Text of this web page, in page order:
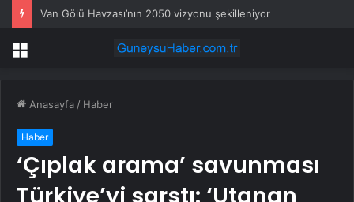
Van Gölü Havzası’nın 2050 vizyonu şekilleniyor
Menü
Anasayfa / Haber
Haber
‘Çıplak arama’ savunması